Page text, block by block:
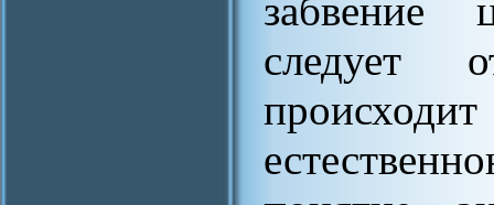
забвение
следует